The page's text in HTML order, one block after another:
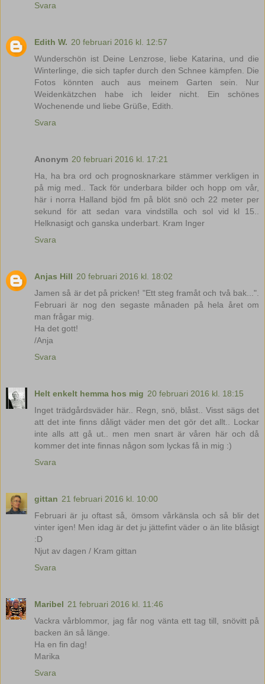
Svara
Edith W. 20 februari 2016 kl. 12:57
Wunderschön ist Deine Lenzrose, liebe Katarina, und die
Winterlinge, die sich tapfer durch den Schnee kämpfen. Die
Fotos könnten auch aus meinem Garten sein. Nur
Weidenkätzchen habe ich leider nicht. Ein schönes
Wochenende und liebe Grüße, Edith.
Svara
Anonym 20 februari 2016 kl. 17:21
Ha, ha bra ord och prognosknarkare stämmer verkligen in
på mig med.. Tack för underbara bilder och hopp om vår,
här i norra Halland bjöd fm på blöt snö och 22 meter per
sekund för att sedan vara vindstilla och sol vid kl 15..
Helknasigt och ganska underbart. Kram Inger
Svara
Anjas Hill 20 februari 2016 kl. 18:02
Jamen så är det på pricken! "Ett steg framåt och två bak...".
Februari är nog den segaste månaden på hela året om
man frågar mig.
Ha det gott!
/Anja
Svara
Helt enkelt hemma hos mig 20 februari 2016 kl. 18:15
Inget trädgårdsväder här.. Regn, snö, blåst.. Visst sägs det
att det inte finns dåligt väder men det gör det allt.. Lockar
inte alls att gå ut.. men men snart är våren här och då
kommer det inte finnas någon som lyckas få in mig :)
Svara
gittan 21 februari 2016 kl. 10:00
Februari är ju oftast så, ömsom vårkänsla och så blir det
vinter igen! Men idag är det ju jättefint väder o än lite blåsigt
:D
Njut av dagen / Kram gittan
Svara
Maribel 21 februari 2016 kl. 11:46
Vackra vårblommor, jag får nog vänta ett tag till, snövitt på
backen än så länge.
Ha en fin dag!
Marika
Svara